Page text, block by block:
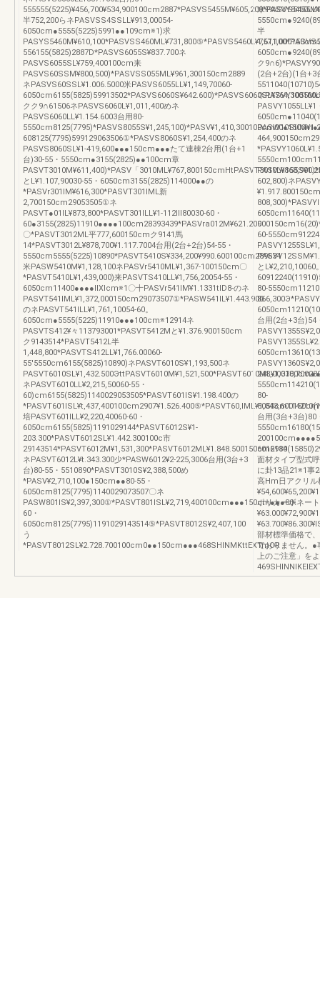
半752,200らネPASVSS4SSLL¥913,00054-
6050cm●5555(5225)5991●●109cm※1)求
556155(5825)2887D*PASVS6055S¥837.700ネ
PASVS6055SL¥759,400100cm来
PASVS60SSM¥800,500)*PASVSS055ML¥961,300150cm2889
ネPASVS60SSL¥1.006.5000米PASVS6055LL¥1,149,70060-
クク9∩61506ネPASVS6060L¥1,011,400めネ
PASVS6060LL¥1.154.6003台用80-
608125(7795)599129063506①*PASVS8060S¥1,254,400のネ
PASVS8060SL¥1‐419,600●●●150cm●●●たて連棟2台用(1台+1
台)30-55・5550cm●3155(2825)●●100cm章
PASVT3010M¥611,400)*PASV「
とL¥1.107,90030-55・6050cm3155(2825)114000●●の
*PASVr301lM¥616,300*PASVT301lML新
2,700150cm29053505①ネ
PASVT●01lL¥873,800*PASVT301lLL¥1‐112Ⅲ80030-60・
60●3155(2825)11910●●●●100cm28393439*PASVra012M¥621.200
〇*PASVT3012ML平777,600150cmク9141馬
14*PASVT3012L¥878,700¥1.117.7004台用(2台+2台)54-55・
5550cm5555(5225)10890*PASVT5410S¥334,200¥990.600100cm289634
米PASW5410M¥1,128,100ネPASVr5410ML¥1,367‐100150cm〇
*PASVT5410L¥1,439,000)来PASVTS410LL¥1,756,20054-55・
6050cm11400●●●●llXlcm※1〇十PASVr541lM¥1.1331tlD8‐のネ
PASVT541lML¥1,372,000150cm29073507①*PASW541lL¥1.443.900
のネPASVT541lLL¥1,761,10054-60。
6050cm●5555(5225)11910●●●100cm※12914ネ
PASVTS412¥々113793001*PASVT5412Mと¥1.376.900150cm
ク9143514*PASVT5412L半
1,448,800*PASVTS412LL¥1,766.00060-
55'5550cm6155(5825)10890)ネPASVT6010S¥1,193,500ネ
ネPASVT6010LL¥2,215,50060-55・
60)cm6155(5825)1140029053505*PASVT601lS¥1.198.400の
培PASVT601lLL¥2,220,40060-60・
6050cm6155(5825)1191029144*PASVT6012S¥1‐
203.300*PASVT6012SL¥1.442.300100c市
29143514*PASVT6012M¥1,531,300*PASVT6012ML¥1.848.500150cm2914
ネPASVT6012L¥t.343.300少*PASW6012¥2‐225,3006台用(3台+3
台)80-55・5510890*PASVT3010S¥2,388,500め
*PASV¥2,710,100●150cm●●80-55・
6050cm8125(7795)1140029073507〇ネ
PASW801lS¥2,397,300①*PASVT801lSL¥2,719,400100cm●●●150cm●●●80-
60・
6050cm8125(7795)1191029143514⑤*PASVT8012S¥2,407,100
う
*PASVT8012SL¥2.728.700100cm0●●150cm●●●468SHINMKttEXTmOR
米
半
ク
(2台+2台)(1台+3
ネ
602,800)ネ
60-
とL¥2,210,10060
80-
台用(2台+3台)54
80-
台用(3台+3台)80
面材タイプ型式
に卦13品21※1事
高Hm日アクリル
ポリカーボネー
部材標準価格で
ておりません。●
上のご注意」を